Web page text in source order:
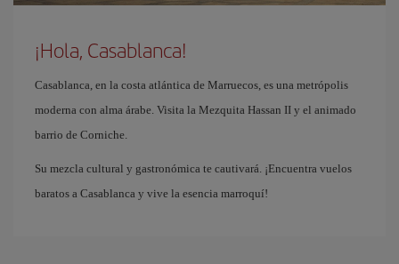
¡Hola, Casablanca!
Casablanca, en la costa atlántica de Marruecos, es una metrópolis
moderna con alma árabe. Visita la Mezquita Hassan II y el animado
barrio de Corniche.
Su mezcla cultural y gastronómica te cautivará. ¡Encuentra vuelos
baratos a Casablanca y vive la esencia marroquí!